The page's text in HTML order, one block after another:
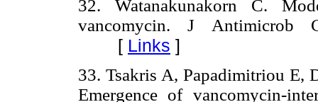
32. Watanakunakorn C.
vancomycin. J Antimicrob
[ Links ]
33. Tsakris A, Papadimitriou E,
Emergence of vancomycin-